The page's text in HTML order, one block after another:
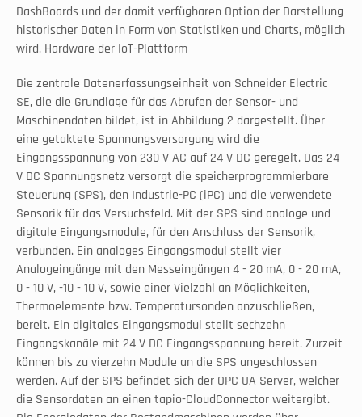
DashBoards und der damit verfügbaren Option der Darstellung
historischer Daten in Form von Statistiken und Charts, möglich
wird. Hardware der IoT-Plattform
Die zentrale Datenerfassungseinheit von Schneider Electric
SE, die die Grundlage für das Abrufen der Sensor- und
Maschinendaten bildet, ist in Abbildung 2 dargestellt. Über
eine getaktete Spannungsversorgung wird die
Eingangsspannung von 230 V AC auf 24 V DC geregelt. Das 24
V DC Spannungsnetz versorgt die speicherprogrammierbare
Steuerung (SPS), den Industrie-PC (iPC) und die verwendete
Sensorik für das Versuchsfeld. Mit der SPS sind analoge und
digitale Eingangsmodule, für den Anschluss der Sensorik,
verbunden. Ein analoges Eingangsmodul stellt vier
Analogeingänge mit den Messeingängen 4 - 20 mA, 0 - 20 mA,
0 - 10 V, -10 - 10 V, sowie einer Vielzahl an Möglichkeiten,
Thermoelemente bzw. Temperatursonden anzuschließen,
bereit. Ein digitales Eingangsmodul stellt sechzehn
Eingangskanäle mit 24 V DC Eingangsspannung bereit. Zurzeit
können bis zu vierzehn Module an die SPS angeschlossen
werden. Auf der SPS befindet sich der OPC UA Server, welcher
die Sensordaten an einen tapio-CloudConnector weitergibt.